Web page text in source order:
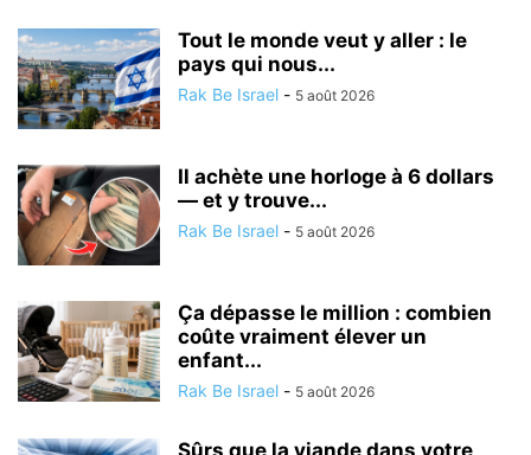
Tout le monde veut y aller : le
pays qui nous...
Rak Be Israel - 5 août 2026
Il achète une horloge à 6 dollars
— et y trouve...
Rak Be Israel - 5 août 2026
Ça dépasse le million : combien
coûte vraiment élever un
enfant...
Rak Be Israel - 5 août 2026